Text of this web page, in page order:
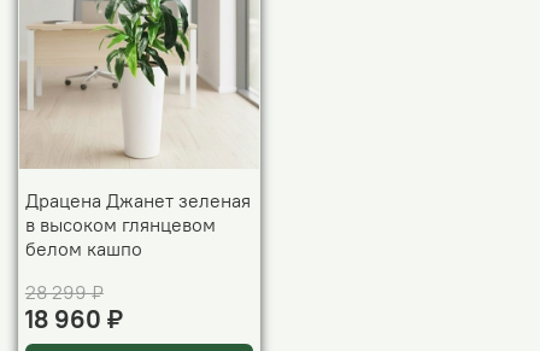
Драцена Джанет зеленая
в высоком глянцевом
белом кашпо
28 299 ₽
18 960 ₽